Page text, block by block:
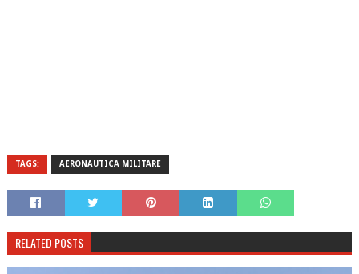
TAGS: AERONAUTICA MILITARE
RELATED POSTS